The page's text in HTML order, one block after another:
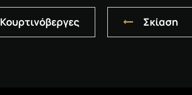
Κουρτινόβεργες Σκίαση